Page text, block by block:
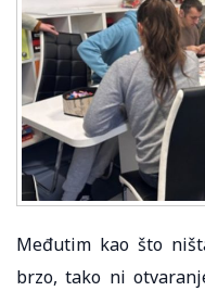
Međutim kao što
brzo, tako ni